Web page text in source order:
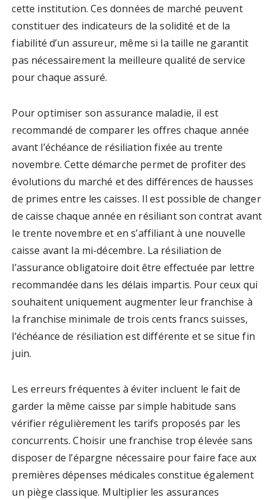
cette institution. Ces données de marché peuvent
constituer des indicateurs de la solidité et de la
fiabilité d’un assureur, même si la taille ne garantit
pas nécessairement la meilleure qualité de service
pour chaque assuré.
Pour optimiser son assurance maladie, il est
recommandé de comparer les offres chaque année
avant l’échéance de résiliation fixée au trente
novembre. Cette démarche permet de profiter des
évolutions du marché et des différences de hausses
de primes entre les caisses. Il est possible de changer
de caisse chaque année en résiliant son contrat avant
le trente novembre et en s’affiliant à une nouvelle
caisse avant la mi-décembre. La résiliation de
l’assurance obligatoire doit être effectuée par lettre
recommandée dans les délais impartis. Pour ceux qui
souhaitent uniquement augmenter leur franchise à
la franchise minimale de trois cents francs suisses,
l’échéance de résiliation est différente et se situe fin
juin.
Les erreurs fréquentes à éviter incluent le fait de
garder la même caisse par simple habitude sans
vérifier régulièrement les tarifs proposés par les
concurrents. Choisir une franchise trop élevée sans
disposer de l’épargne nécessaire pour faire face aux
premières dépenses médicales constitue également
un piège classique. Multiplier les assurances